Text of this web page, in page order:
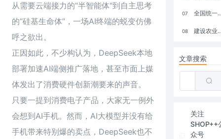
从需要云端接力的"半智能体"到自主思考
的“硅基生命体”，一场AI终端的蜕变仿佛
呼之欲出。
正因如此，不少构认为，DeepSeek本地
部署加速AI端侧推广落地，甚至市面上媒
体发出了消费硬件创新潮要来的声音。
只要一提到消费电子产品，大家无一例外
会想到AI手机。然而，AI大模型并没有给
手机带来特别爆的卖点，DeepSeek也不
07 全国统一大市场：电商如何掘金新蓝海？
08 建设农业强国，网上商城来助力！
文章搜索
关注
SHOP++
众号